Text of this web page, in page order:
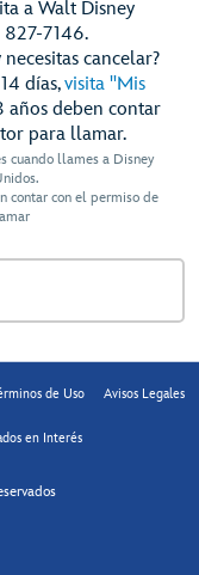
a Walt Disney
7146.
cancelar?
días,visita "Mis
años deben contar
para llamar.
cuando llames a Disney
contar con el permiso de
de Uso Avisos Legales
en Interés